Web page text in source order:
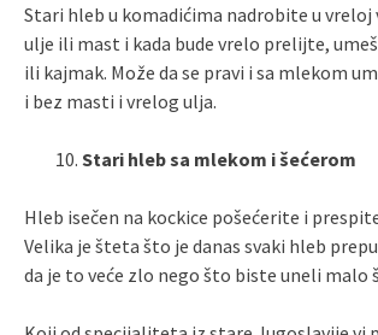
Stari hleb u komadićima nadrobite u vreloj
ulje ili mast i kada bude vrelo prelijte,
ili kajmak. Može da se pravi i sa mlekom
i bez masti i vrelog ulja.
Stari hleb sa mlekom i šećerom
Hleb isečen na kockice pošećerite i
Velika je šteta što je danas svaki hleb
da je to veće zlo nego što biste uneli malo